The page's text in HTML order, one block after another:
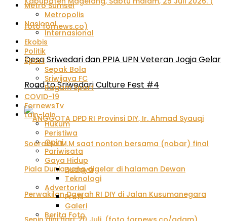
Desa Sriwedari dan PPIA UPN Veteran Jogja Gelar
Road to Sriwedari Culture Fest #4
Metro Sumsel
Metropolis
Nasional
Internasional
Ekobis
Politik
Sport
Sepak Bola
Sriwijaya FC
Ragam Sport
COVID-19
FornewsTv
Lain-lain
Hukum
Peristiwa
Opini
Pariwisata
Gaya Hidup
Budaya
Teknologi
Advertorial
Profil
Galeri
Berita Foto